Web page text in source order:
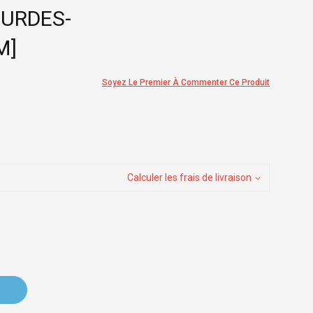
Soyez Le Premier À Commenter Ce Produit
Calculer les frais de livraison